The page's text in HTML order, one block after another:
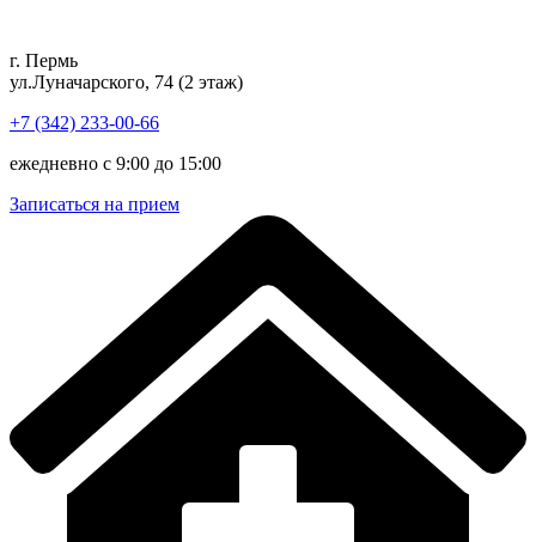
содержимому
г. Пермь
ул.Луначарского, 74 (2 этаж)
+7 (342) 233-00-66
ежедневно с 9:00 до 15:00
Записаться на прием